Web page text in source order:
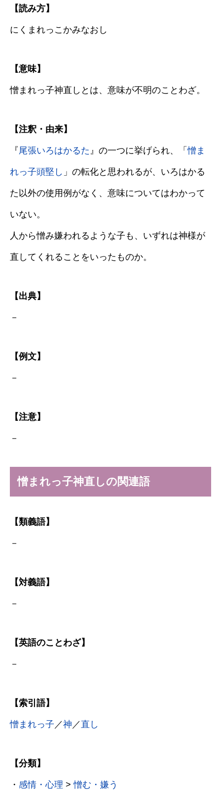
【読み方】
にくまれっこかみなおし
【意味】
憎まれっ子神直しとは、意味が不明のことわざ。
【注釈・由来】
『尾張いろはかるた 』の一つに挙げられ、「憎ま
れっ子頭堅し 」の転化と思われるが、いろはかる
た以外の使用例がなく、意味についてはわかって
いない。
人から憎み嫌われるような子も、いずれは神様が
直してくれることをいったものか。
【出典】
－
【例文】
－
【注意】
－
憎まれっ子神直しの関連語
【類義語】
－
【対義語】
－
【英語のことわざ】
－
【索引語】
憎まれっ子 ／神 ／ 直し
【分類】
・ 感情・心理 >憎む・嫌う